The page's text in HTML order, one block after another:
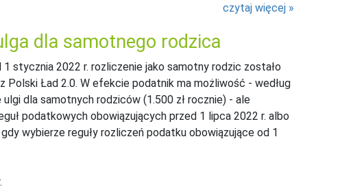
czytaj więcej
dla samotnego rodzica
stycznia 2022 r. rozliczenie jako samotny rodzic zostało
Ład 2.0. W efekcie podatnik ma możliwość - według
dla samotnych rodziców (1.500 zł rocznie) - ale
podatkowych obowiązujących przed 1 lipca 2022 r. albo
wybierze reguły rozliczeń podatku obowiązujące od 1